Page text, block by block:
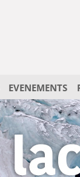
EVENEMENTS